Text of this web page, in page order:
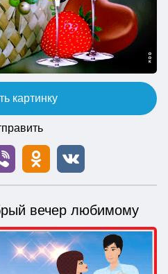
картинку
вечер любимому